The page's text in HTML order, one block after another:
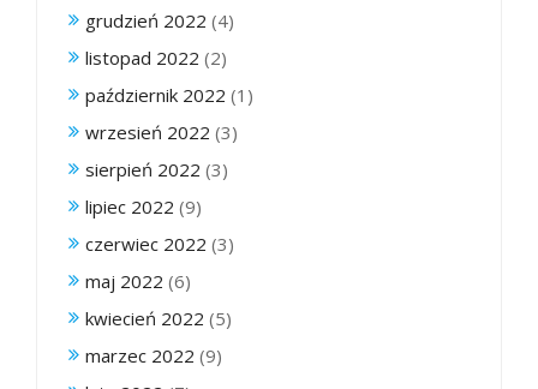
grudzień 2022 (4)
listopad 2022 (2)
październik 2022 (1)
wrzesień 2022 (3)
sierpień 2022 (3)
lipiec 2022 (9)
czerwiec 2022 (3)
maj 2022 (6)
kwiecień 2022 (5)
marzec 2022 (9)